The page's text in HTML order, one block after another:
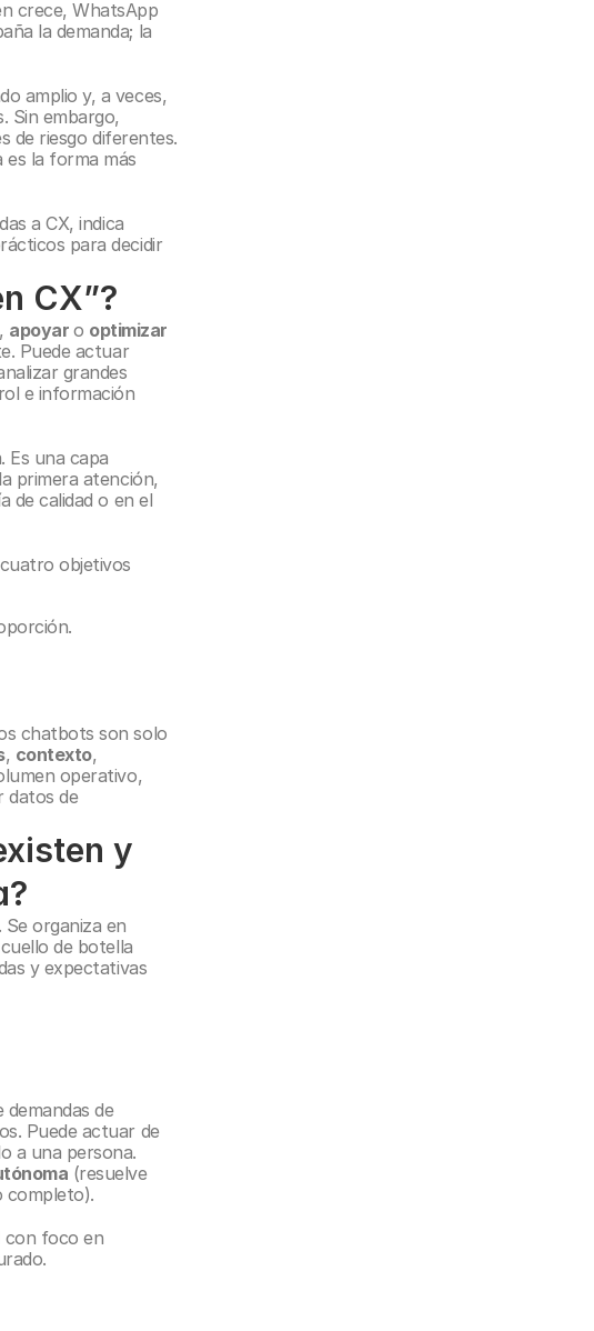
crece, WhatsApp
la demanda; la
amplio y, a veces,
Sin embargo,
de riesgo diferentes.
la forma más
a CX, indica
para decidir
CX”?
, apoyar o
Puede actuar
grandes
e información
Es una capa
primera atención,
de calidad o en el
objetivos
chatbots son solo
, contexto
operativo,
datos de
y
organiza en
de botella
y expectativas
de
Puede actuar de
a una persona.
(resuelve
completo).
con foco en